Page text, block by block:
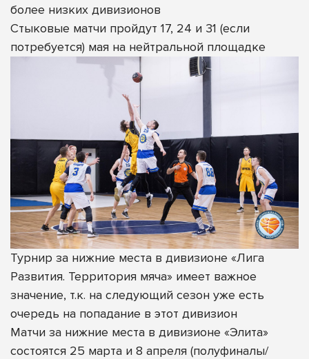
более низких дивизионов
Стыковые матчи пройдут 17, 24 и 31 (если
потребуется) мая на нейтральной площадке
Турнир за нижние места в дивизионе «Лига
Развития. Территория мяча» имеет важное
значение, т.к. на следующий сезон уже есть
очередь на попадание в этот дивизион
Матчи за нижние места в дивизионе «Элита»
состоятся 25 марта и 8 апреля (полуфиналы/